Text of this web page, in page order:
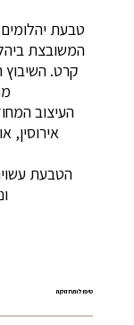
העיצוב
אירוסין,
טיפול ותחזוקה